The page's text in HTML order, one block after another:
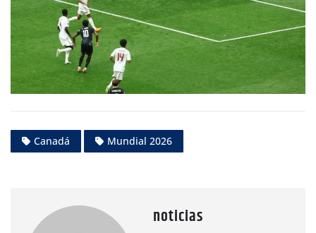
Canadá Mundial 2026
noticias